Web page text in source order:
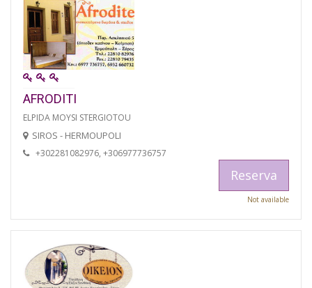
AFRODITI
ELPIDA MOYSI STERGIOTOU
SIROS - HERMOUPOLI
+302281082976, +306977736757
Reserva
Not available